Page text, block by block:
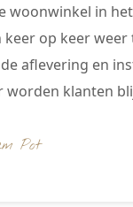
woonwinkel in
keer op keer weer
aflevering en
worden klanten
Pot